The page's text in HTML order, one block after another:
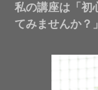
私の講座は「初
てみませんか？